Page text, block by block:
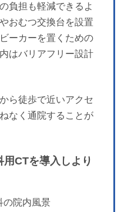
負担も軽減できるよ
おむつ交換台を設置
ーカーを置くための
はバリアフリー設計
ら徒歩で近いアクセ
なく通院することが
CTを導入しより